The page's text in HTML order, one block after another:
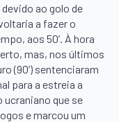
ao golo de
a fazer o
aos 50’. À hora
mas, nos últimos
(90’) sentenciaram
para a estreia a
que se
e marcou um